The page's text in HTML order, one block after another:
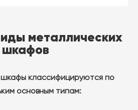
металлических
шкафов
классифицируются по
основным типам: